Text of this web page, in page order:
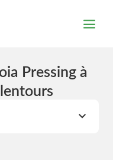
Pressing à